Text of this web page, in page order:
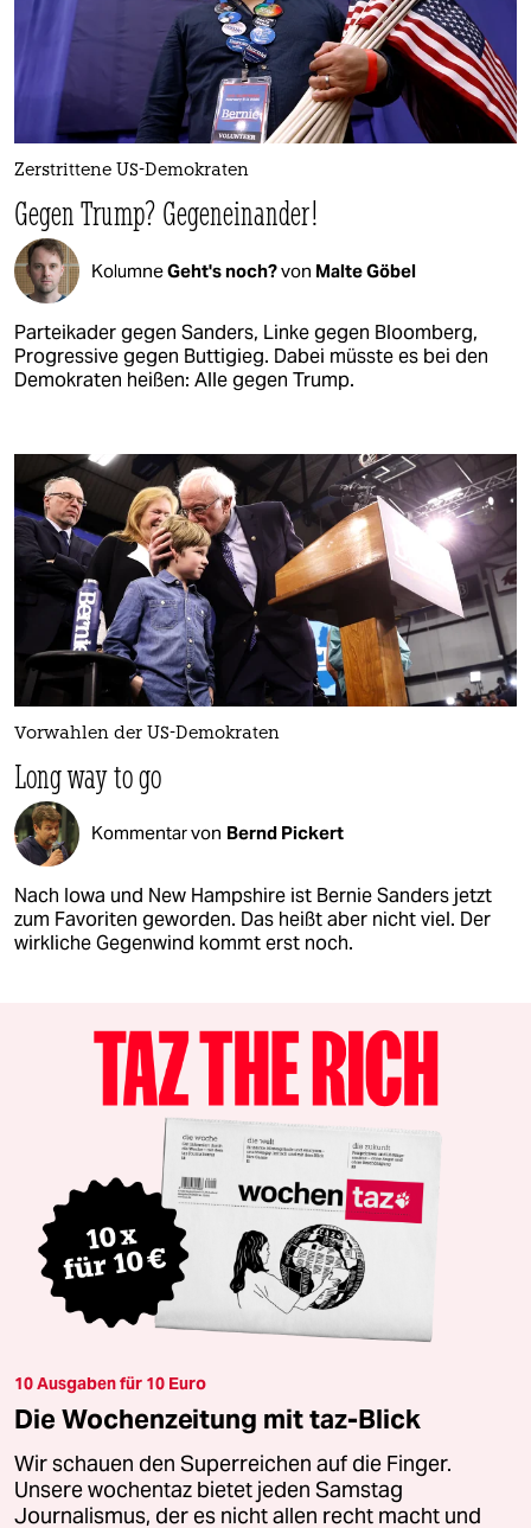
Zerstrittene US-Demokraten
Gegen Trump? Gegeneinander!
KolumneGeht's noch?von Malte Göbel
Parteikader gegen Sanders, Linke gegen Bloomberg,
Progressive gegen Buttigieg. Dabei müsste es bei den
Demokraten heißen: Alle gegen Trump.
Vorwahlen der US-Demokraten
Long way to go
Kommentar von Bernd Pickert
Nach Iowa und New Hampshire ist Bernie Sanders jetzt
zum Favoriten geworden. Das heißt aber nicht viel. Der
wirkliche Gegenwind kommt erst noch.
10 Ausgaben für 10 Euro
Die Wochenzeitung mit taz-Blick
Wir schauen den Superreichen auf die Finger.
Unsere wochentaz bietet jeden Samstag
Journalismus, der es nicht allen recht macht und